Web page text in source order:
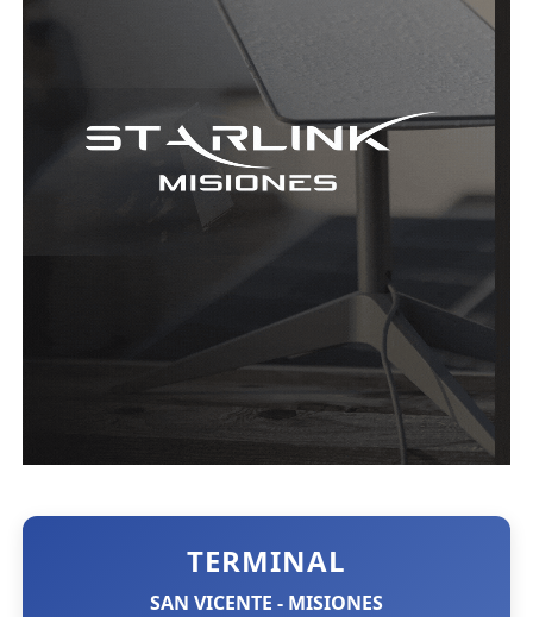
TERMINAL
SAN VICENTE - MISIONES